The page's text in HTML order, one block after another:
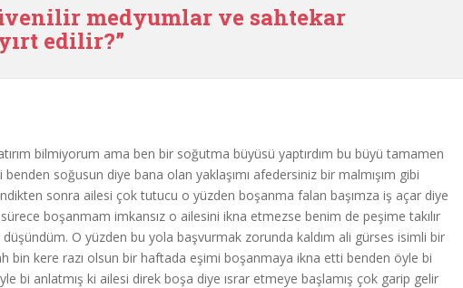
medyumlar ve sahtekar
edilir?”
bilmiyorum ama ben bir soğutma büyüsü yaptırdım bu büyü tamamen
soğusun diye bana olan yaklaşımı afedersiniz bir malmışım gibi
sonra ailesi çok tutucu o yüzden boşanma falan başımza iş açar diye
boşanmam imkansız o ailesini ikna etmezse benim de peşime takılır
düşündüm. O yüzden bu yola başvurmak zorunda kaldım ali gürses isimli bir
bin kere razı olsun bir haftada eşimi boşanmaya ikna etti benden öyle bi
bi anlatmış ki ailesi direk boşa diye ısrar etmeye başlamış çok garip gelir